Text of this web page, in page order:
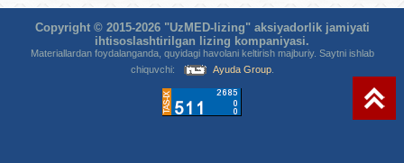
Copyright © 2015-2026 "UzMED-lizing" aksiyadorlik jamiyati
ihtisoslashtirilgan lizing kompaniyasi.
Materiallardan foydalanganda, quyidagi havolani keltirish majburiy. Saytni ishlab
chiquvchi:
Ayuda Group.